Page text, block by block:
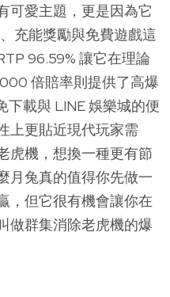
可愛主題，更是因為它
充能獎勵與免費遊戲這
96.59% 讓它在理論
倍賠率則提供了高爆
載與 LINE 娛樂城的便
上更貼近現代玩家需
虎機，想換一種更有節
月兔真的值得你先做一
，但它很有機會讓你在
做群集消除老虎機的爆